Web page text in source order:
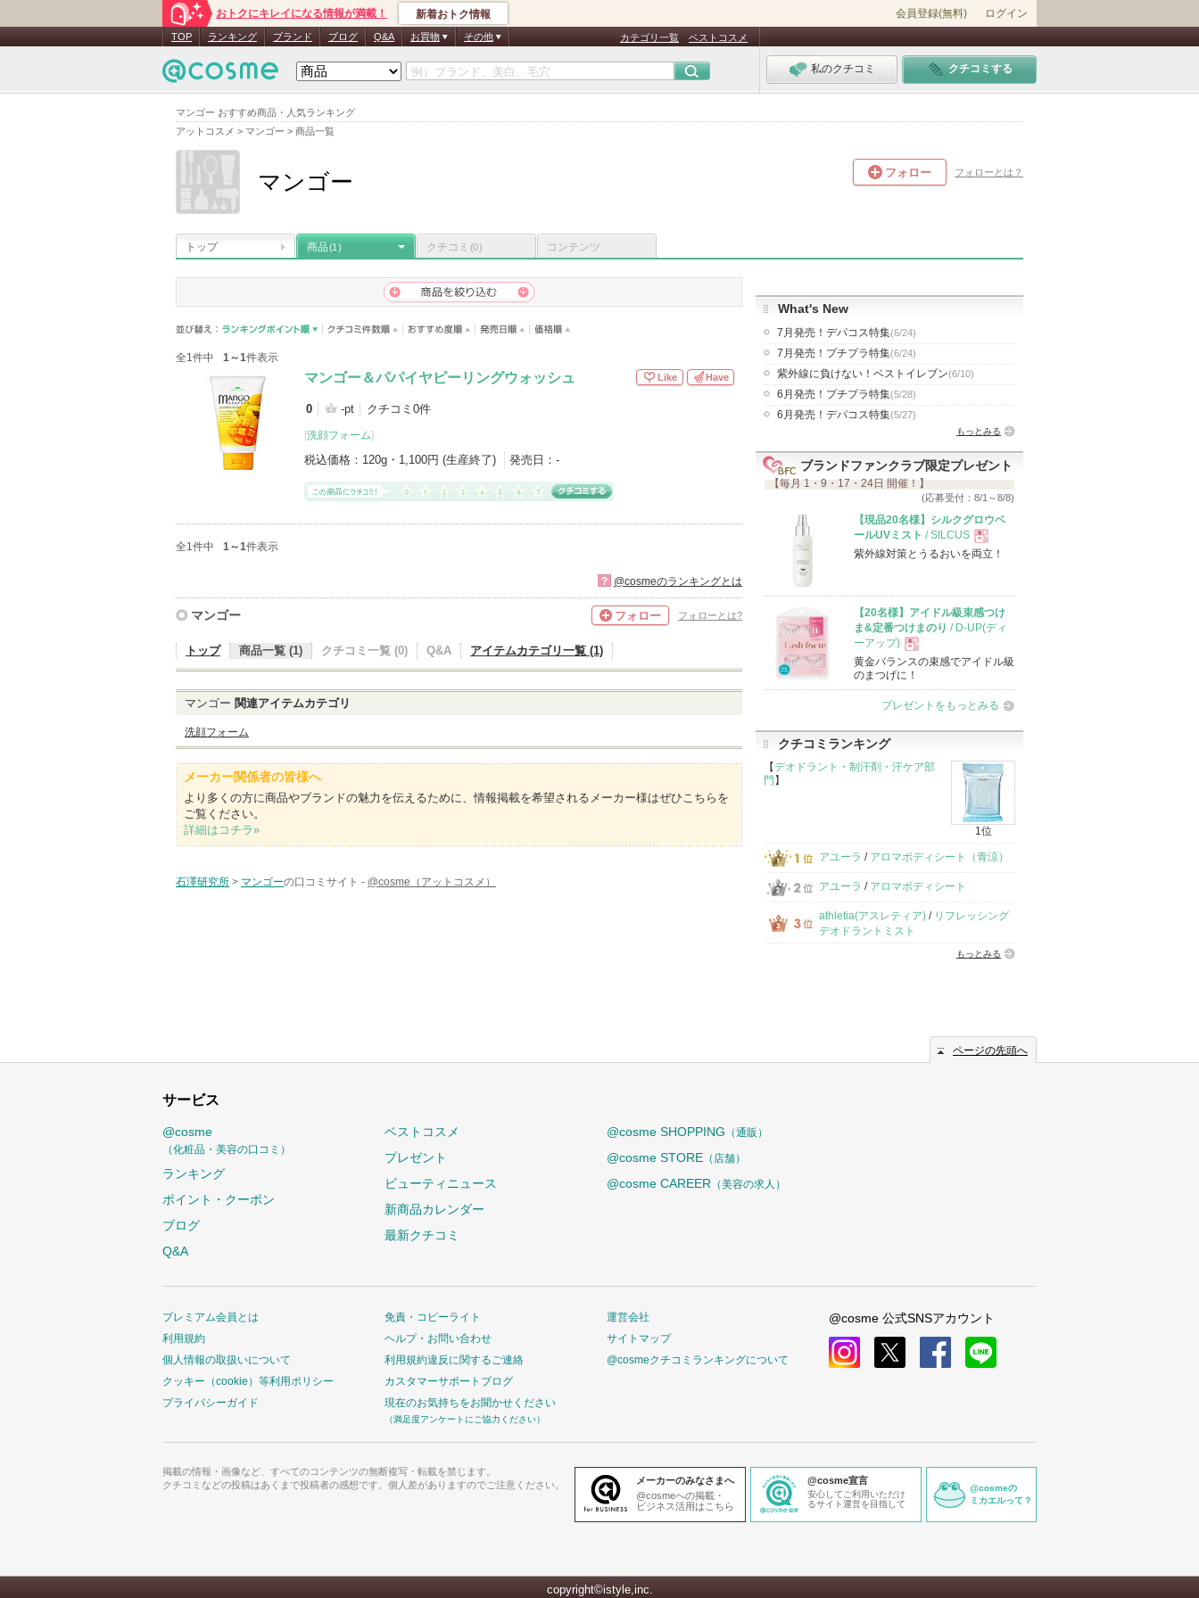
マンゴー おすすめ商品・人気ランキング
アットコスメ > マンゴー > 商品一覧
おトクにキレイになる情報が満載！ 新着おトク情報 会員登録(無料) ログイン
TOP ランキング ブランド ブログ Q&A お買物 その他 カテゴリ一覧 ベストコスメ
私のクチコミ クチコミする
マンゴー フォロー フォローとは？
トップ 商品(1) クチコミ (0) コンテンツ
全1件中 1～1件表示
マンゴー＆パパイヤピーリングウォッシュ
0 -pt クチコミ0件
[洗顔フォーム]
税込価格： 120g・1,100円 (生産終了) 発売日： -
Like Have
全1件中 1～1件表示
? @cosmeのランキングとは
マンゴー フォロー フォローとは?
トップ 商品一覧 (1) クチコミ一覧 (0) Q&A アイテムカテゴリ一覧 (1)
マンゴー 関連アイテムカテゴリ
洗顔フォーム
メーカー関係者の皆様へ
より多くの方に商品やブランドの魅力を伝えるために、情報掲載を希望されるメーカー様はぜひこちらを
ご覧ください。
詳細はコチラ»
石澤研究所 > マンゴーの口コミサイト - @cosme（アットコスメ）
What's New
7月発売！デパコス特集(6/24)
7月発売！プチプラ特集(6/24)
紫外線に負けない！ベストイレブン(6/10)
6月発売！プチプラ特集(5/28)
6月発売！デパコス特集(5/27)
もっとみる
ブランドファンクラブ限定プレゼント
【毎月 1・9・17・24日 開催！】
(応募受付：8/1～8/8)
【現品20名様】シルクグロウベ
ールUVミスト / SILCUS
現
品
紫外線対策とうるおいを両立！
【20名様】アイドル級束感つけ
ま&定番つけまのり / D-UP(ディ
ーアップ)
現
品
黄金バランスの束感でアイドル級
のまつげに！
プレゼントをもっとみる
クチコミランキング
【デオドラント・制汗剤・汗ケア部
門 】
1位
アユーラ / アロマボディシート（青涼）
アユーラ / アロマボディシート
athletia(アスレティア) / リフレッシング
デオドラントミスト
もっとみる
ページの先頭へ
サービス
@cosme
（化粧品・美容の口コミ）
ランキング
ポイント・クーポン
ブログ
Q&A
ベストコスメ
プレゼント
ビューティニュース
新商品カレンダー
最新クチコミ
@cosme SHOPPING （通販）
@cosme STORE （店舗）
@cosme CAREER （美容の求人）
プレミアム会員とは
利用規約
個人情報の取扱いについて
クッキー（cookie）等利用ポリシー
プライバシーガイド
免責・コピーライト
ヘルプ・お問い合わせ
利用規約違反に関するご連絡
カスタマーサポートブログ
現在のお気持ちをお聞かせください
（満足度アンケートにご協力ください）
運営会社
サイトマップ
@cosmeクチコミランキングについて
@cosme 公式SNSアカウント
掲載の情報・画像など、すべてのコンテンツの無断複写・転載を禁じます。
クチコミなどの投稿はあくまで投稿者の感想です。個人差がありますのでご注意ください。
メーカーのみなさまへ
@cosmeへの掲載・
ビジネス活用はこちら
@cosme宣言
安心してご利用いただけ
るサイト運営を目指して
@cosmeの
ミカエルって？
copyright©istyle,inc.